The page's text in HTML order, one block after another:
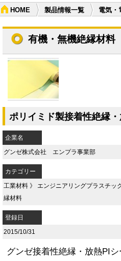
HOME 製品情報一覧 電気・
有機・無機絶縁材料
ポリイミド製接着性絶縁・
企業名
グンゼ株式会社 エンプラ事業部
カテゴリー
工業材料 》 エンジニアリングプラスチッ
縁材料
登録日
2015/10/31
グンゼ接着性絶縁・放熱PI